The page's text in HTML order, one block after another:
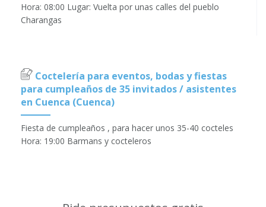
Hora: 08:00 Lugar: Vuelta por unas calles del pueblo
Charangas
Coctelería para eventos, bodas y fiestas
para cumpleaños de 35 invitados / asistentes
en Cuenca (Cuenca)
Fiesta de cumpleaños , para hacer unos 35-40 cocteles
Hora: 19:00 Barmans y cocteleros